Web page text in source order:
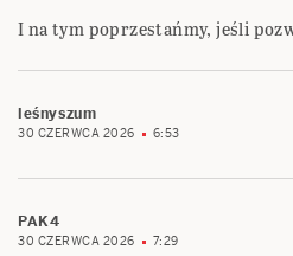
I na tym poprzestańmy, jeśli
leśnyszum
30 CZERWCA 2026 6:53
PAK4
30 CZERWCA 2026 7:29